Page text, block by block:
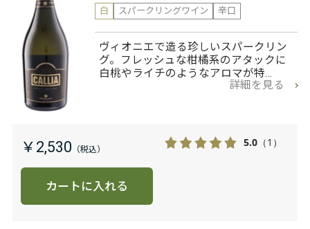
白
スパークリングワイン 辛口
ヴィオニエで造る珍しいスパークリン
グ。フレッシュな柑橘系のアタックに
白桃やライチのようなアロマが特…
詳細を見る
￥2,530 5.0 （1）
カートに入れる